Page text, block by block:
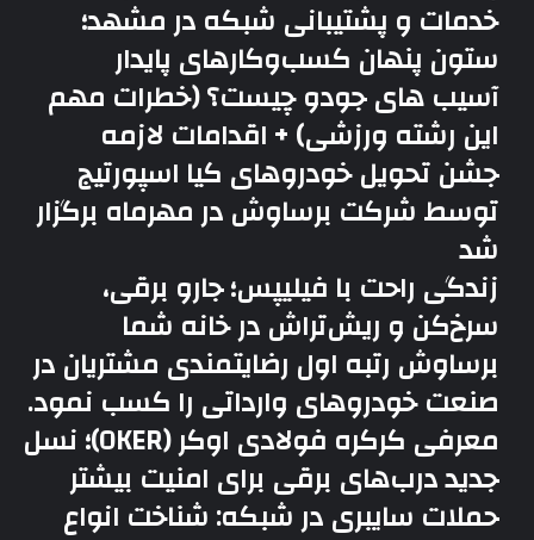
خدمات و پشتیبانی شبکه در مشهد؛
ستون پنهان کسب‌وکارهای پایدار
آسیب های جودو چیست؟ (خطرات مهم
این رشته ورزشی) + اقدامات لازمه
جشن تحویل خودروهای کیا اسپورتیج
توسط شرکت برساوش در مهرماه برگزار
شد
زندگی راحت با فیلیپس؛ جارو برقی،
سرخ‌کن و ریش‌تراش در خانه شما
برساوش رتبه اول رضایتمندی مشتریان در
صنعت خودروهای وارداتی را کسب نمود.
معرفی کرکره فولادی اوکر (OKER)؛ نسل
جدید درب‌های برقی برای امنیت بیشتر
حملات سایبری در شبکه: شناخت انواع